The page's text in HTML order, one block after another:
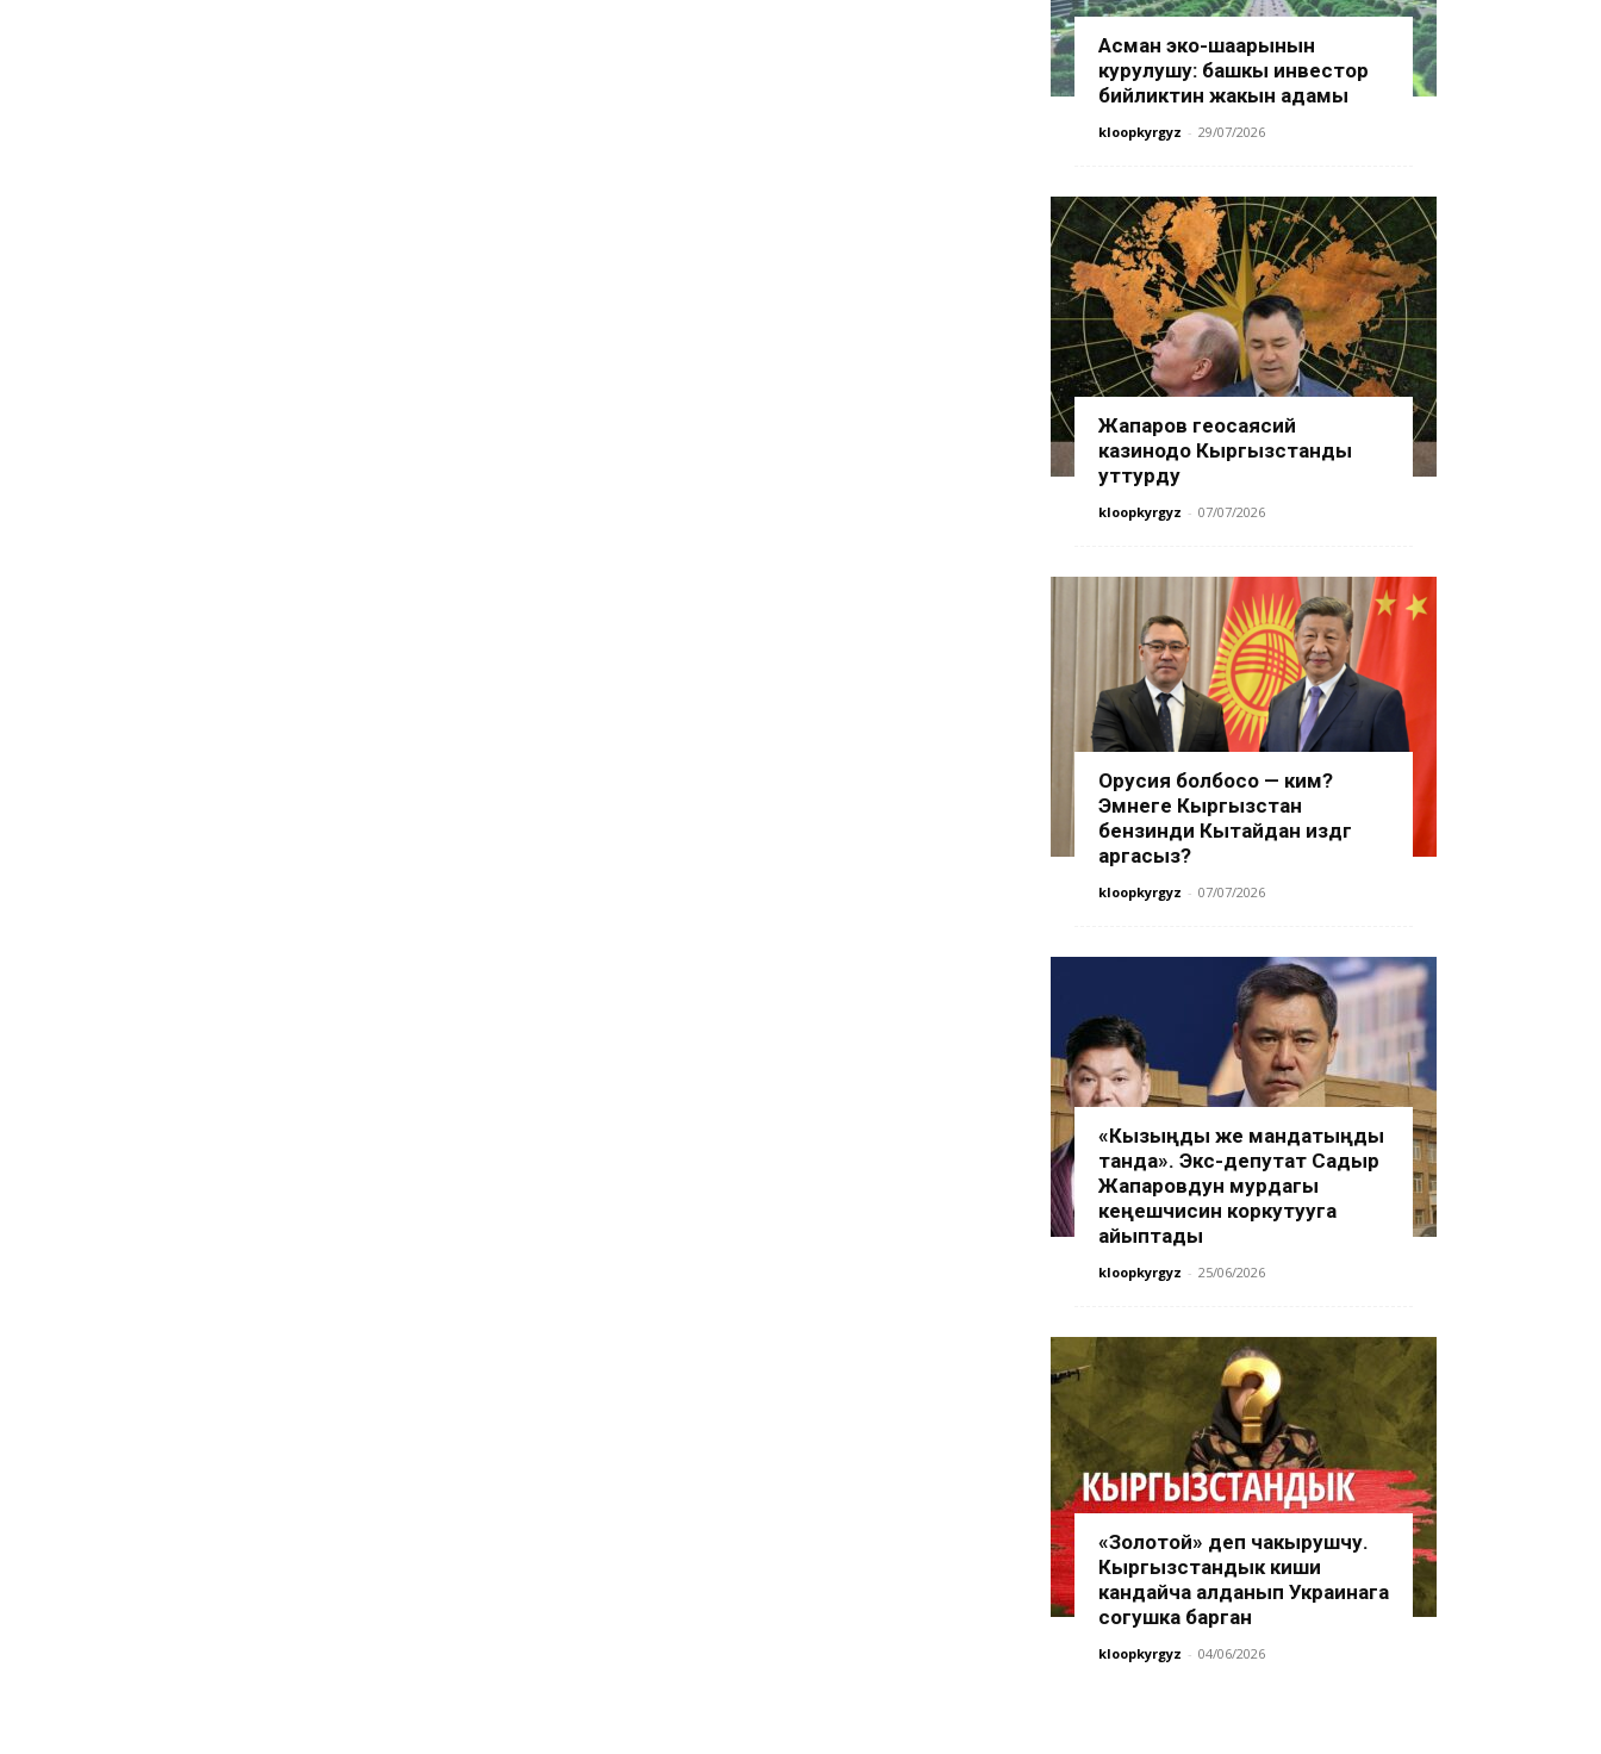
Асман эко-шаарынын
курулушу: башкы инвестор
бийликтин жакын адамы
kloopkyrgyz - 29/07/2026
Жапаров геосаясий
казинодо Кыргызстанды
уттурду
kloopkyrgyz - 07/07/2026
Орусия болбосо — ким?
Эмнеге Кыргызстан
бензинди Кытайдан издөөгө
аргасыз?
kloopkyrgyz - 07/07/2026
«Кызыңды же мандатыңды
танда». Экс-депутат Садыр
Жапаровдун мурдагы
кеңешчисин коркутууга
айыптады
kloopkyrgyz - 25/06/2026
«Золотой» деп чакырушчу.
Кыргызстандык киши
кандайча алданып Украинага
согушка барган
kloopkyrgyz - 04/06/2026